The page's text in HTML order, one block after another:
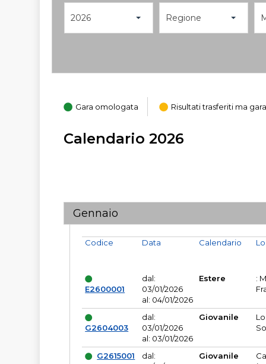
2026 Regione
Gara omologata Risultati trasferiti ma
Calendario 2026
Gennaio
Codice
E2600001
Data
dal:
03/01/2026
al: 04/01/2026
Calendario
Estere
:
G2604003
dal:
03/01/2026
al: 03/01/2026
Giovanile
G2615001
dal:
Giovanile